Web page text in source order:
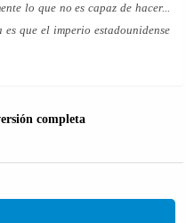
lo que no es capaz de hacer...
que el imperio estadounidense
completa